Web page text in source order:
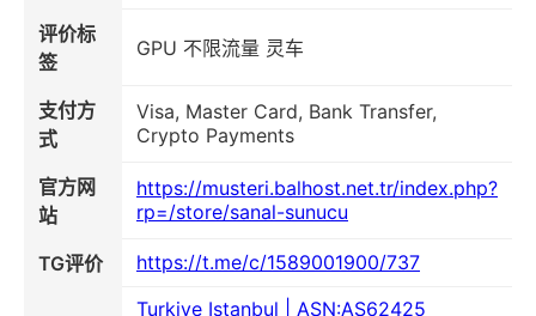
评价标
签
GPU 不限流量 灵车
支付方
式
Visa, Master Card, Bank Transfer,
Crypto Payments
官方网
站
https://musteri.balhost.net.tr/index.php?
rp=/store/sanal-sunucu
TG评价
https://t.me/c/1589001900/737
Turkiye Istanbul | ASN:AS62425